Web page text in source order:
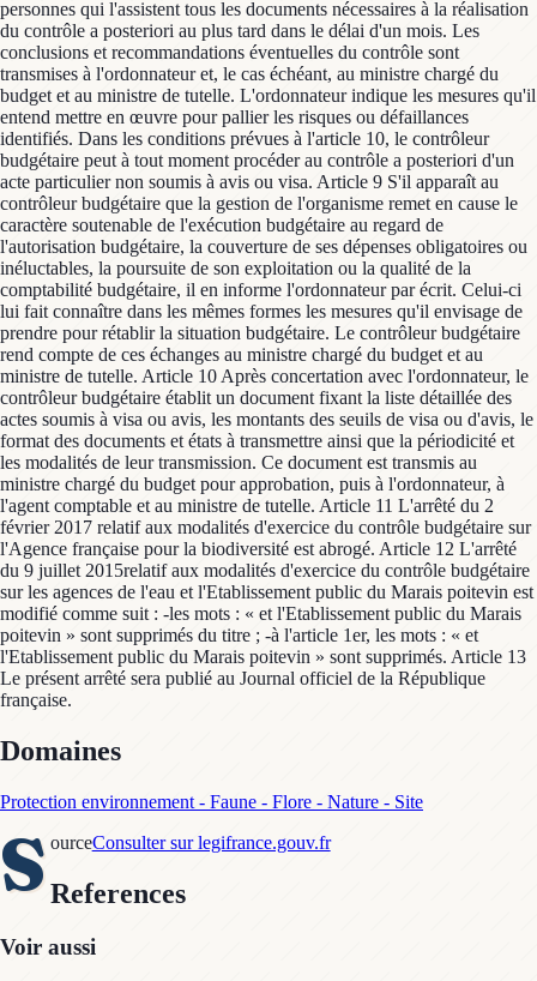
personnes qui l'assistent tous les documents nécessaires à la réalisation
du contrôle a posteriori au plus tard dans le délai d'un mois. Les
conclusions et recommandations éventuelles du contrôle sont
transmises à l'ordonnateur et, le cas échéant, au ministre chargé du
budget et au ministre de tutelle. L'ordonnateur indique les mesures qu'il
entend mettre en œuvre pour pallier les risques ou défaillances
identifiés. Dans les conditions prévues à l'article 10, le contrôleur
budgétaire peut à tout moment procéder au contrôle a posteriori d'un
acte particulier non soumis à avis ou visa. Article 9 S'il apparaît au
contrôleur budgétaire que la gestion de l'organisme remet en cause le
caractère soutenable de l'exécution budgétaire au regard de
l'autorisation budgétaire, la couverture de ses dépenses obligatoires ou
inéluctables, la poursuite de son exploitation ou la qualité de la
comptabilité budgétaire, il en informe l'ordonnateur par écrit. Celui-ci
lui fait connaître dans les mêmes formes les mesures qu'il envisage de
prendre pour rétablir la situation budgétaire. Le contrôleur budgétaire
rend compte de ces échanges au ministre chargé du budget et au
ministre de tutelle. Article 10 Après concertation avec l'ordonnateur, le
contrôleur budgétaire établit un document fixant la liste détaillée des
actes soumis à visa ou avis, les montants des seuils de visa ou d'avis, le
format des documents et états à transmettre ainsi que la périodicité et
les modalités de leur transmission. Ce document est transmis au
ministre chargé du budget pour approbation, puis à l'ordonnateur, à
l'agent comptable et au ministre de tutelle. Article 11 L'arrêté du 2
février 2017 relatif aux modalités d'exercice du contrôle budgétaire sur
l'Agence française pour la biodiversité est abrogé. Article 12 L'arrêté
du 9 juillet 2015relatif aux modalités d'exercice du contrôle budgétaire
sur les agences de l'eau et l'Etablissement public du Marais poitevin est
modifié comme suit : -les mots : « et l'Etablissement public du Marais
poitevin » sont supprimés du titre ; -à l'article 1er, les mots : « et
l'Etablissement public du Marais poitevin » sont supprimés. Article 13
Le présent arrêté sera publié au Journal officiel de la République
française.
Domaines
Protection environnement - Faune - Flore - Nature - Site
S ourceConsulter sur legifrance.gouv.fr
References
Voir aussi